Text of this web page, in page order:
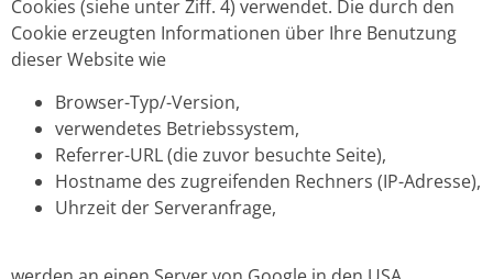
Cookies (siehe unter Ziff. 4) verwendet. Die durch den
Cookie erzeugten Informationen über Ihre Benutzung
dieser Website wie
Browser-Typ/-Version,
verwendetes Betriebssystem,
Referrer-URL (die zuvor besuchte Seite),
Hostname des zugreifenden Rechners (IP-Adresse),
Uhrzeit der Serveranfrage,